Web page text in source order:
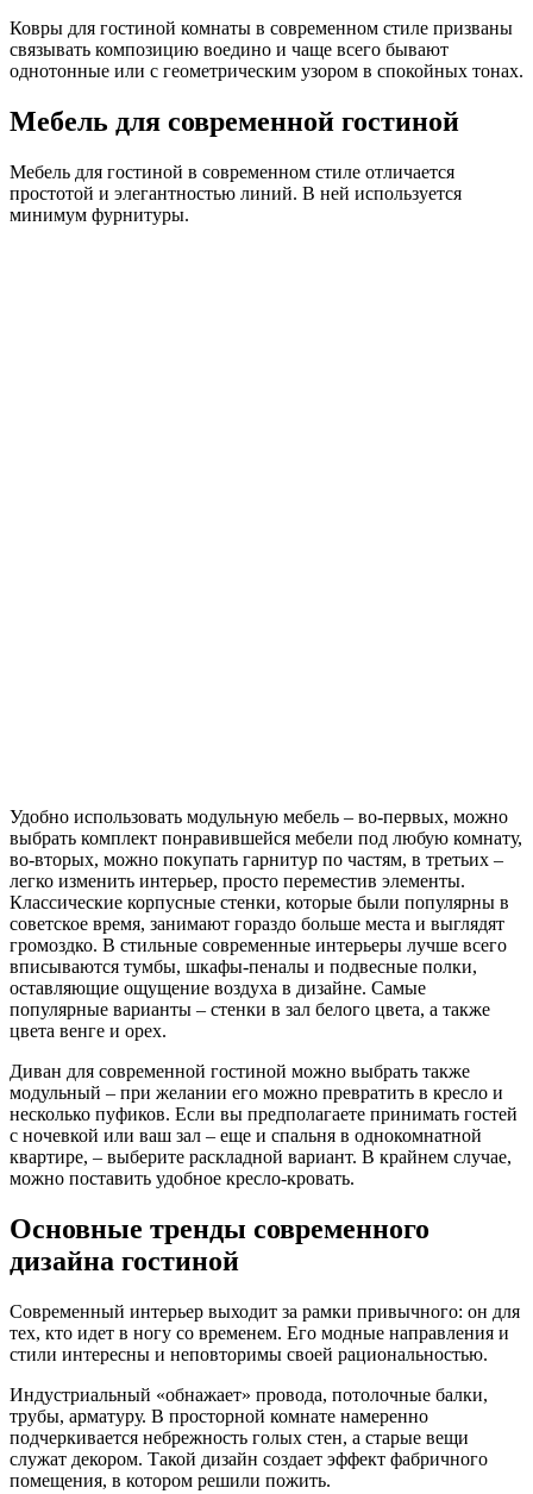
Ковры для гостиной комнаты в современном стиле призваны
связывать композицию воедино и чаще всего бывают
однотонные или с геометрическим узором в спокойных тонах.
Мебель для современной гостиной
Мебель для гостиной в современном стиле отличается
простотой и элегантностью линий. В ней используется
минимум фурнитуры.
Удобно использовать модульную мебель – во-первых, можно
выбрать комплект понравившейся мебели под любую комнату,
во-вторых, можно покупать гарнитур по частям, в третьих –
легко изменить интерьер, просто переместив элементы.
Классические корпусные стенки, которые были популярны в
советское время, занимают гораздо больше места и выглядят
громоздко. В стильные современные интерьеры лучше всего
вписываются тумбы, шкафы-пеналы и подвесные полки,
оставляющие ощущение воздуха в дизайне. Самые
популярные варианты – стенки в зал белого цвета, а также
цвета венге и орех.
Диван для современной гостиной можно выбрать также
модульный – при желании его можно превратить в кресло и
несколько пуфиков. Если вы предполагаете принимать гостей
с ночевкой или ваш зал – еще и спальня в однокомнатной
квартире, – выберите раскладной вариант. В крайнем случае,
можно поставить удобное кресло-кровать.
Основные тренды современного
дизайна гостиной
Современный интерьер выходит за рамки привычного: он для
тех, кто идет в ногу со временем. Его модные направления и
стили интересны и неповторимы своей рациональностью.
Индустриальный «обнажает» провода, потолочные балки,
трубы, арматуру. В просторной комнате намеренно
подчеркивается небрежность голых стен, а старые вещи
служат декором. Такой дизайн создает эффект фабричного
помещения, в котором решили пожить.